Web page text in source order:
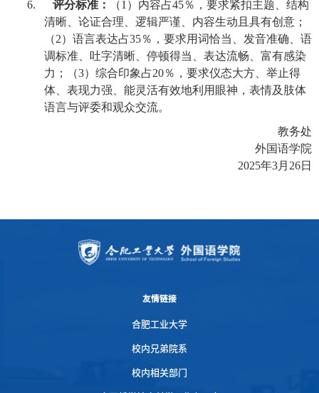
6.
评分标准： （1）内容占45％，要求紧扣主题、结构
清晰、论证合理、逻辑严谨、内容生动且具有创意；
（2）语言表达占35％，要求用词恰当、发音准确、语
调标准、吐字清晰、停顿得当、表达流畅、富有感染
力；（3）综合印象占20％，要求仪态大方、举止得
体、表现力强、能灵活有效地利用眼神，表情及肢体
语言与评委和观众交流。
教务处
外国语学院
2025年3月 26日
友情链接
合肥工业大学
校内兄弟院系
校内相关部门